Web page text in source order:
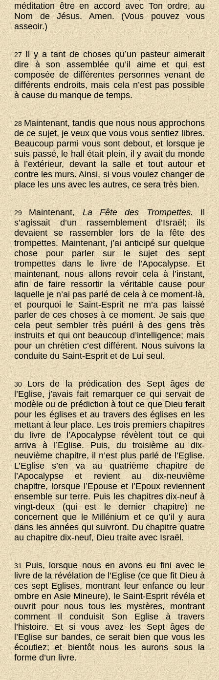
méditation être en accord avec Ton ordre, au
Nom de Jésus. Amen. (Vous pouvez vous
asseoir.)
27Il y a tant de choses qu’un pasteur aimerait
dire à son assemblée qu’il aime et qui est
composée de différentes personnes venant de
différents endroits, mais cela n’est pas possible
à cause du manque de temps.
28Maintenant, tandis que nous nous approchons
de ce sujet, je veux que vous vous sentiez libres.
Beaucoup parmi vous sont debout, et lorsque je
suis passé, le hall était plein, il y avait du monde
à l’extérieur, devant la salle et tout autour et
contre les murs. Ainsi, si vous voulez changer de
place les uns avec les autres, ce sera très bien.
29Maintenant,La Fête des Trompettes.Il
s’agissait d’un rassemblement d’Israël; ils
devaient se rassembler lors de la fête des
trompettes. Maintenant, j’ai anticipé sur quelque
chose pour parler sur le sujet des sept
trompettes dans le livre de l’Apocalypse. Et
maintenant, nous allons revoir cela à l’instant,
afin de faire ressortir la véritable cause pour
laquelle je n’ai pas parlé de cela à ce moment-là,
et pourquoi le Saint-Esprit ne m’a pas laissé
parler de ces choses à ce moment. Je sais que
cela peut sembler très puéril à des gens très
instruits et qui ont beaucoup d’intelligence; mais
pour un chrétien c’est différent. Nous suivons la
conduite du Saint-Esprit et de Lui seul.
30Lors de la prédication des Sept âges de
l’Eglise, j’avais fait remarquer ce qui servait de
modèle ou de prédiction à tout ce que Dieu ferait
pour les églises et au travers des églises en les
mettant à leur place. Les trois premiers chapitres
du livre de l’Apocalypse révèlent tout ce qui
arriva à l’Eglise. Puis, du troisième au dix-
neuvième chapitre, il n’est plus parlé de l’Eglise.
L’Eglise s’en va au quatrième chapitre de
l’Apocalypse et revient au dix-neuvième
chapitre, lorsque l’Epouse et l’Epoux reviennent
ensemble sur terre. Puis les chapitres dix-neuf à
vingt-deux (qui est le dernier chapitre) ne
concernent que le Millénium et ce qu’il y aura
dans les années qui suivront. Du chapitre quatre
au chapitre dix-neuf, Dieu traite avec Israël.
31Puis, lorsque nous en avons eu fini avec le
livre de la révélation de l’Eglise (ce que fit Dieu à
ces sept Eglises, montrant leur enfance ou leur
ombre en Asie Mineure), le Saint-Esprit révéla et
ouvrit pour nous tous les mystères, montrant
comment Il conduisit Son Eglise à travers
l’histoire. Et si vous avez les Sept âges de
l’Eglise sur bandes, ce serait bien que vous les
écoutiez; et bientôt nous les aurons sous la
forme d’un livre.